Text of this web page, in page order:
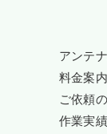
アンテ
料金案内
ご依頼
作業実績